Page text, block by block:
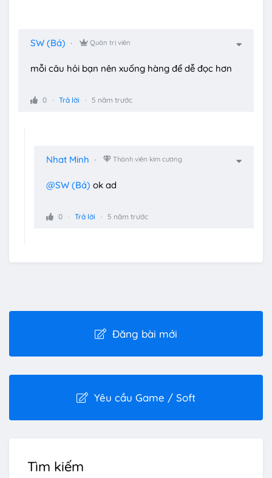
SW (Bá) Quản trị viên
mỗi câu hỏi bạn nên xuống hàng để dễ đọc hơn
0 Trả lời 5 năm trước
Nhat Minh Thành viên kim cương
@SW (Bá) ok ad
0 Trả lời 5 năm trước
Đăng bài mới
Yêu cầu Game / Soft
Tìm kiếm